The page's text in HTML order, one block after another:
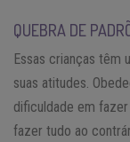
QUEBRA DE
Essas crianças têm
suas atitudes.
dificuldade em
fazer tudo ao